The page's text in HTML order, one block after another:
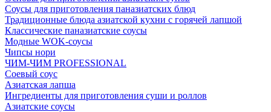
Соусы для приготовления паназиатских блюд
Традиционные блюда азиатской кухни с горячей лапшой
Классические паназиатские соусы
Модные WOK-соусы
Чипсы нори
ЧИМ-ЧИМ PROFESSIONAL
Соевый соус
Азиатская лапша
Ингредиенты для приготовления суши и роллов
Азиатские соусы